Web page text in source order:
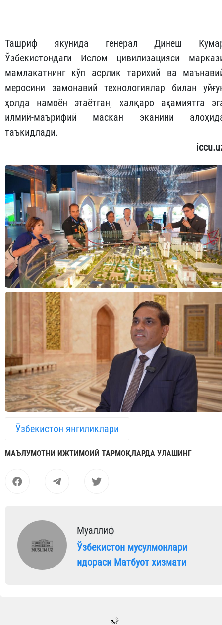
Ташриф якунида генерал Динеш
Ўзбекистондаги Ислом цивилизацияси
мамлакатнинг кўп асрлик тарихий ва
меросини замонавий технологиялар билан
ҳолда намоён этаётган, халқаро аҳамиятга
илмий-маърифий маскан эканини
таъкидлади.
Ўзбекистон янгиликлари
МАЪЛУМОТНИ ИЖТИМОИЙ ТАРМОҚЛАРДА УЛАШИНГ
Муаллиф
Ўзбекистон мусулмонлари
идораси Матбуот хизмати